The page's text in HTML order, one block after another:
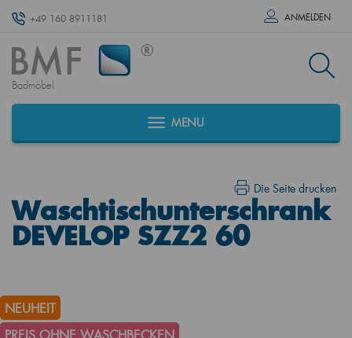
+49 160 8911181 ANMELDEN
Badmöbel
MENU
Die Seite drucken
Waschtischunterschrank
DEVELOP SZZ2 60
NEUHEIT
PREIS OHNE WASCHBECKEN